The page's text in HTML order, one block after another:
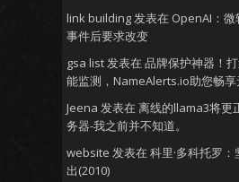
link building发表在 OpenAI：微
事件后要求改变
gsa list发表在 品牌保护神器！
能监测，NameAlerts.io助您畅
Jeena 发表在 离线的llama3将更
务器-我之前并不知道。
website 发表在 科里·多科托罗
出(2010)